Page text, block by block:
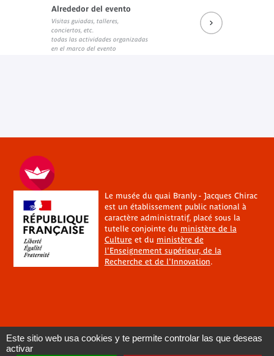
Alrededor del evento
Visitas guiadas, talleres,
conciertos, etc.
todas las actividades organizadas
en el marco del evento
Le musée du quai Branly - Jacques Chirac
est un établissement public national à
caractère administratif, placé sous la
tutelle conjointe du ministère de la
Cultureet du ministère de
l'Enseignement supérieur, de la
Recherche et de l'Innovation.
Este sitio web usa cookies y te permite controlar las que deseas
activar